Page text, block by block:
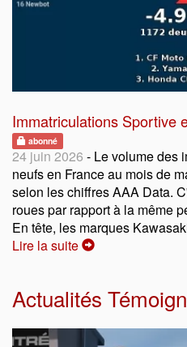
Immatriculations Sportive
abonné
24 juin 2026 - Le volume des
neufs en France au mois de
selon les chiffres AAA Data.
roues par rapport à la même
En tête, les marques
Lire la suite
Actualités